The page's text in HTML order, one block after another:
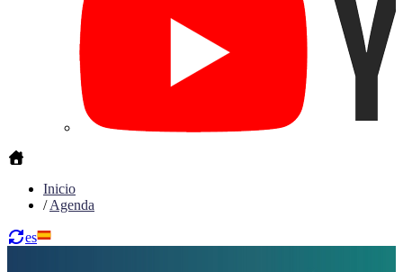
Inicio
/Agenda
es